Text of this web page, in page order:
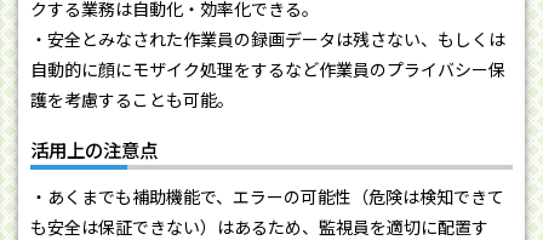
クする業務は自動化・効率化できる。
・安全とみなされた作業員の録画データは残さない、もしくは
自動的に顔にモザイク処理をするなど作業員のプライバシー保
護を考慮することも可能。
活用上の注意点
・あくまでも補助機能で、エラーの可能性（危険は検知できて
も安全は保証できない）はあるため、監視員を適切に配置す